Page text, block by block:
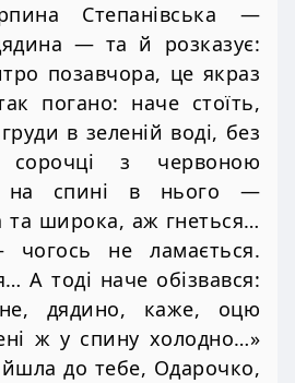
Степанівська —
— та й розказує:
позавчора, це якраз
погано: наче стоїть,
в зеленій воді, без
з червоною
спині в нього —
та широка, аж гнеться…
не ламається.
А тоді наче обізвався:
дядино, каже, оцю
ж у спину холодно…»
до тебе, Одарочко,